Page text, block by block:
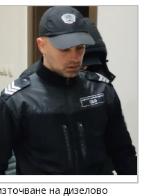
на дизелово